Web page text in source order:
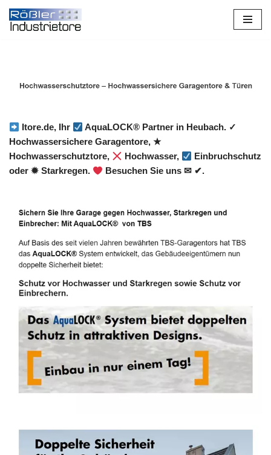
Zum
Itore.de, Ihr
AquaLOCK® Partner in Heubach. ✓
Hochwassersichere Garagentore, ★
Hochwasserschutztore,
Hochwasser,
Einbruchschutz
oder ✹ Starkregen.
Besuchen Sie uns ✉ ✔.